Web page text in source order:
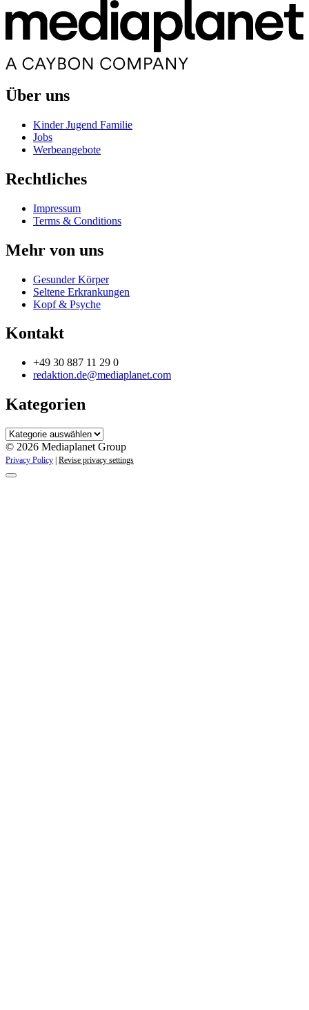
Über uns
Kinder Jugend Familie
Jobs
Werbeangebote
Rechtliches
Impressum
Terms & Conditions
Mehr von uns
Gesunder Körper
Seltene Erkrankungen
Kopf & Psyche
Kontakt
+49 30 887 11 29 0
redaktion.de@mediaplanet.com
Kategorien
Kategorien
© 2026 Mediaplanet Group
Privacy Policy Revise privacy settings